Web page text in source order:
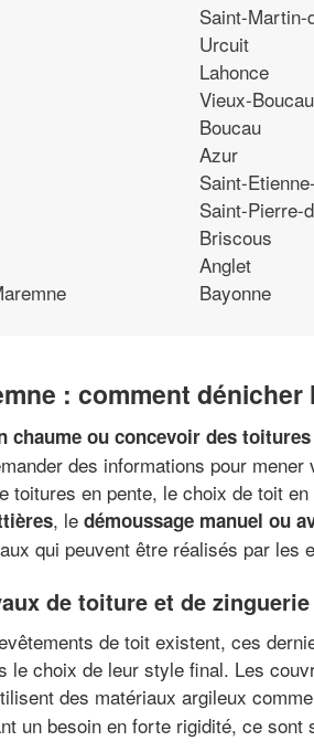
Saint-Martin-
Urcuit
Lahonce
Vieux-
Boucau
Azur
Saint-
Saint-Pierre-
Briscous
Anglet
Bayonne
: comment
chaume ou concevoir des
des informations pour
toitures en pente, le choix de toit
, le démoussage manuel ou
qui peuvent être réalisés par
de toiture et de
de toit existent, ces
le choix de leur style final. Les
des matériaux argileux
un besoin en forte rigidité, ce sont